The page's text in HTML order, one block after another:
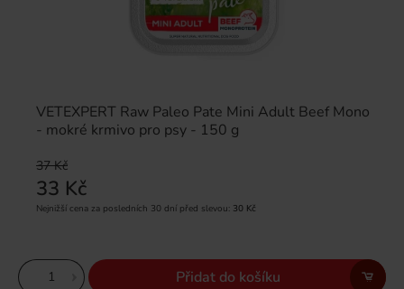
VETEXPERT Raw Paleo Pate Mini Adult Beef Mono
- mokré krmivo pro psy - 150 g
37 Kč
33 Kč
Nejnižší cena za posledních 30 dní před slevou: 30 Kč
Přidat do košíku